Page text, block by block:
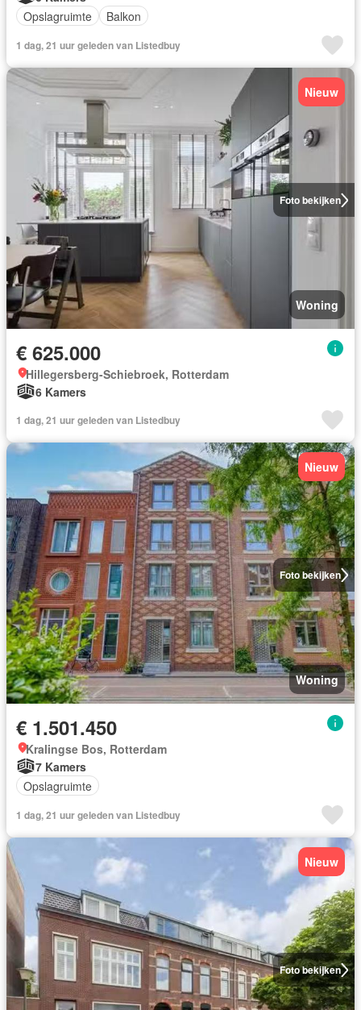
Opslagruimte
Balkon
1 dag, 21 uur geleden van Listedbuy
Foto bekijken
Nieuw
Woning
€ 625.000
Hillegersberg-Schiebroek, Rotterdam
6 Kamers
1 dag, 21 uur geleden van Listedbuy
Foto bekijken
Nieuw
Woning
€ 1.501.450
Kralingse Bos, Rotterdam
7 Kamers
Opslagruimte
1 dag, 21 uur geleden van Listedbuy
Foto bekijken
Nieuw